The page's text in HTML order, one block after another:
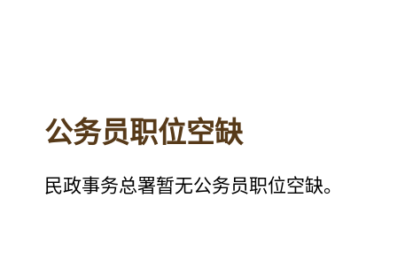
公务员职位空缺
民政事务总署暂无公务员职位空缺。